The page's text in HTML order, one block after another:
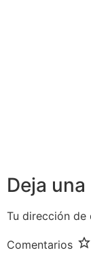
Deja
Tu dirección de
Comentarios